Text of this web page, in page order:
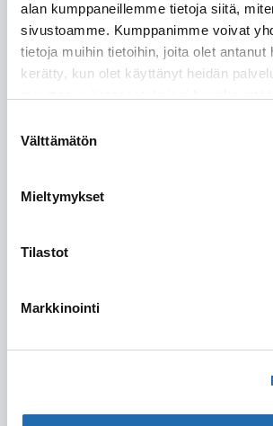
alan kumppaneillemme tietoja siitä,
sivustoamme. Kumppanimme voivat
tietoja muihin tietoihin, joita olet antanut
kerätty, kun olet käyttänyt heidän
valinta
Välttämätön
Mieltymykset
Tilastot
Markkinointi
Joustoa
matkustuspäivissä
Matkustuspäivissä on joustoa
tarkemmin alla)
Laiva
Ikkunahytti